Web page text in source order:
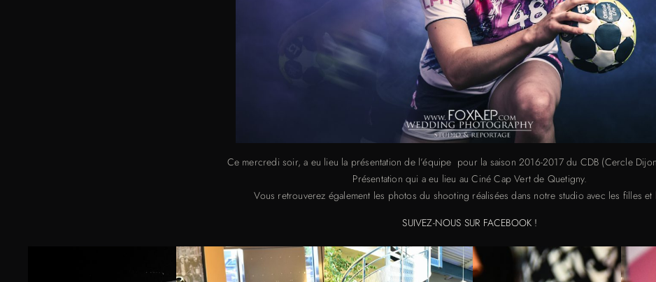
Ce mercredi soir, a eu lieu la présentation de l’équipe pour la saison 2016-2017 du CDB (Cercle
Présentation qui a eu lieu au Ciné Cap Vert de Quetigny.
Vous retrouverez également les photos du shooting réalisées dans notre studio avec les filles et
SUIVEZ-NOUS SUR FACEBOOK !